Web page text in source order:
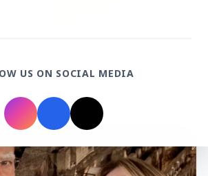
ड्रिंक — पेट की सेहत के लिए रात भर का
US ON SOCIAL MEDIA